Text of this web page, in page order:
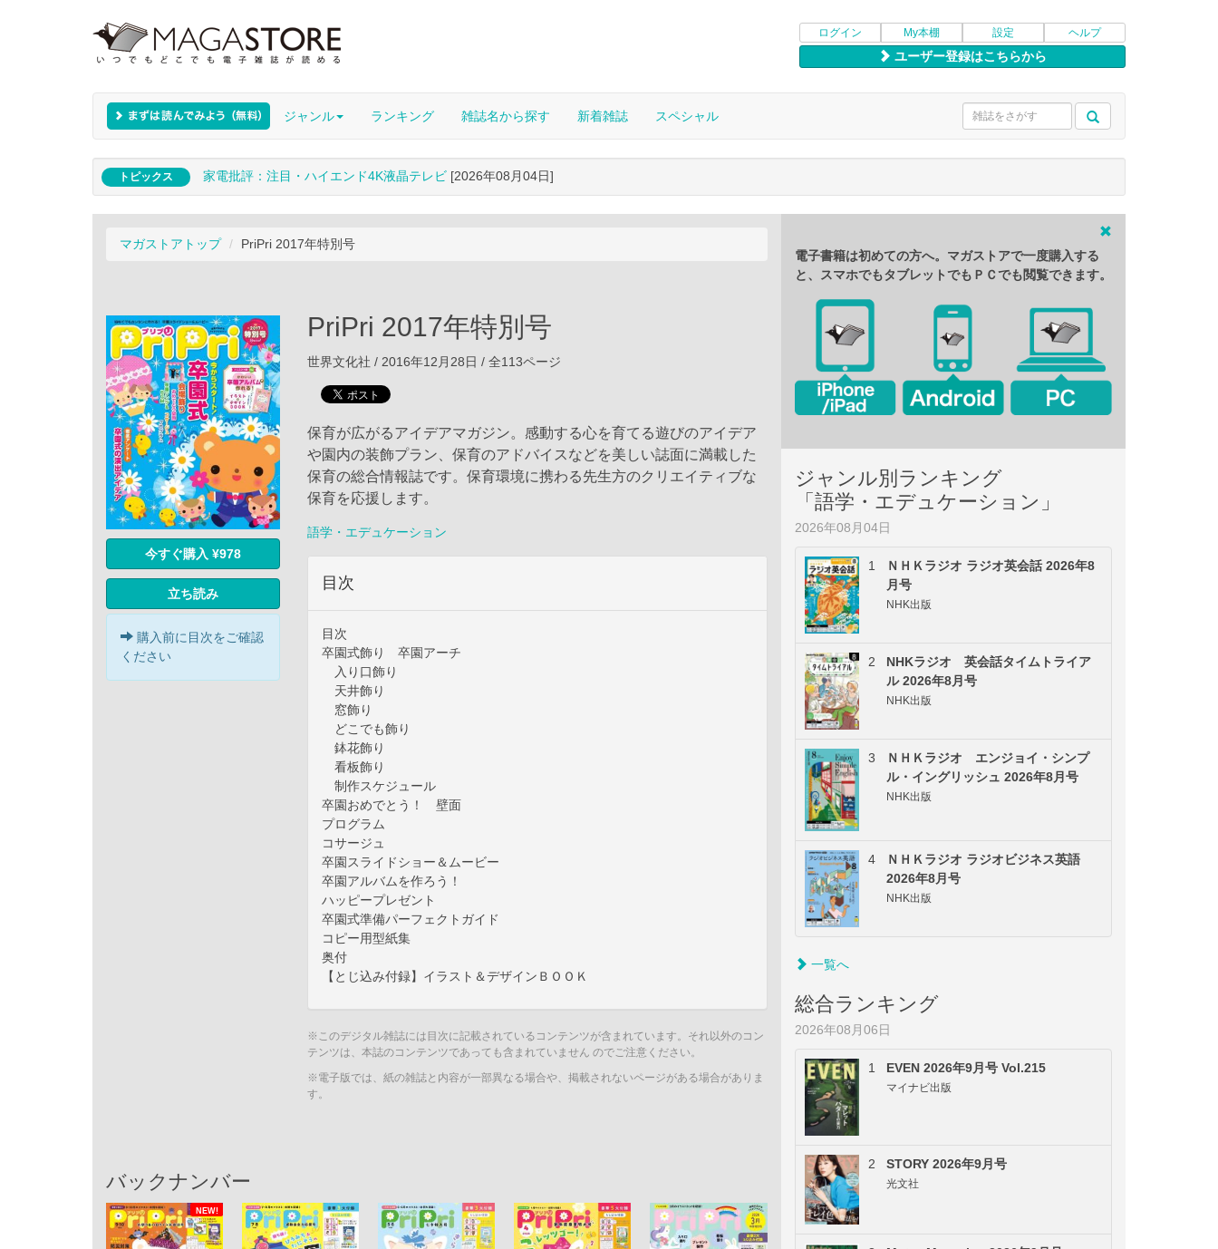
ログイン My本棚 設定 ヘルプ
ユーザー登録はこちらから
ジャンル ランキング 雑誌名から探す 新着雑誌 スペシャル
トピックス 家電批評：注目・ハイエンド4K液晶テレビ [2026年08月04日]
マガストアトップ PriPri 2017年特別号
今すぐ購入 ¥978
立ち読み
購入前に目次をご確認
ください
PriPri 2017年特別号
世界文化社 / 2016年12月28日 / 全113ページ
保育が広がるアイデアマガジン。感動する心を育てる遊びのアイデア
や園内の装飾プラン、保育のアドバイスなどを美しい誌面に満載した
保育の総合情報誌です。保育環境に携わる先生方のクリエイティブな
保育を応援します。
語学・エデュケーション
目次
目次
卒園式飾り 卒園アーチ
入り口飾り
天井飾り
窓飾り
どこでも飾り
鉢花飾り
看板飾り
制作スケジュール
卒園おめでとう！ 壁面
プログラム
コサージュ
卒園スライドショー＆ムービー
卒園アルバムを作ろう！
ハッピープレゼント
卒園式準備パーフェクトガイド
コピー用型紙集
奥付
【とじ込み付録】イラスト＆デザインＢＯＯＫ
※このデジタル雑誌には目次に記載されているコンテンツが含まれています。それ以外のコン
テンツは、本誌のコンテンツであっても含まれていません のでご注意ください。
※電子版では、紙の雑誌と内容が一部異なる場合や、掲載されないページがある場合がありま
す。
バックナンバー
NEW!
電子書籍は初めての方へ。マガストアで一度購入する
と、スマホでもタブレットでもＰＣでも閲覧できます。
ジャンル別ランキング
「語学・エデュケーション」
2026年08月04日
1
ＮＨＫラジオ ラジオ英会話 2026年8
月号
NHK出版
2
NHKラジオ 英会話タイムトライア
ル 2026年8月号
NHK出版
3
ＮＨＫラジオ エンジョイ・シンプ
ル・イングリッシュ 2026年8月号
NHK出版
4
ＮＨＫラジオ ラジオビジネス英語
2026年8月号
NHK出版
一覧へ
総合ランキング
2026年08月06日
1 EVEN 2026年9月号 Vol.215
マイナビ出版
2 STORY 2026年9月号
光文社